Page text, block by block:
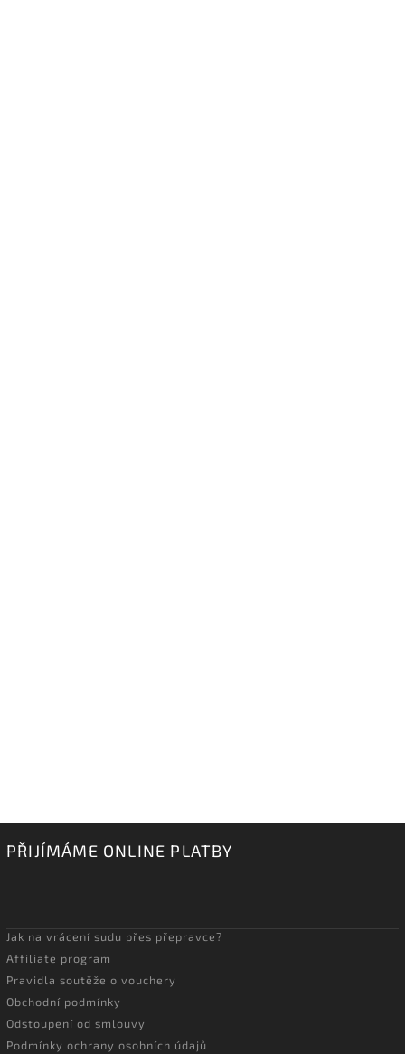
PŘIJÍMÁME ONLINE PLATBY
Jak na vrácení sudu přes přepravce?
Affiliate program
Pravidla soutěže o vouchery
Obchodní podmínky
Odstoupení od smlouvy
Podmínky ochrany osobních údajů